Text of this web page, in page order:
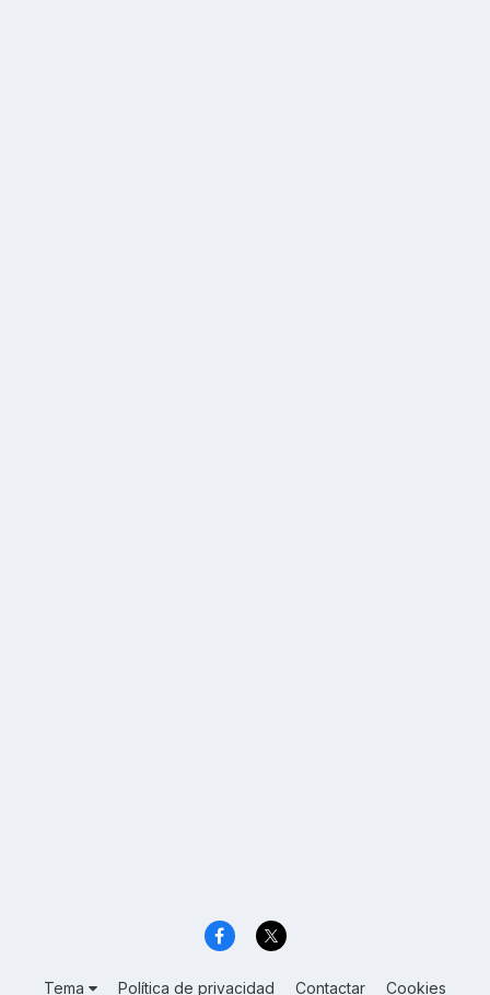
Tema Política de privacidad Contactar Cookies